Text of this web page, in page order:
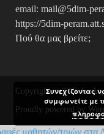
email: mail@5dim-
https://5dim-
Πού θα μας βρείτε;
Copyright © 20265ο
Proudly powered by
μαθητών/τριών στα
Συνεχίζοντας
συμφωνείτε με